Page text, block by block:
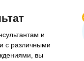
и
с различными
вы